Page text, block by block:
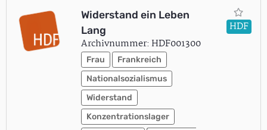
Widerstand ein Leben
Lang
Archivnummer: HDF001300
Frau
Frankreich
Nationalsozialismus
Widerstand
Konzentrationslager
HDF